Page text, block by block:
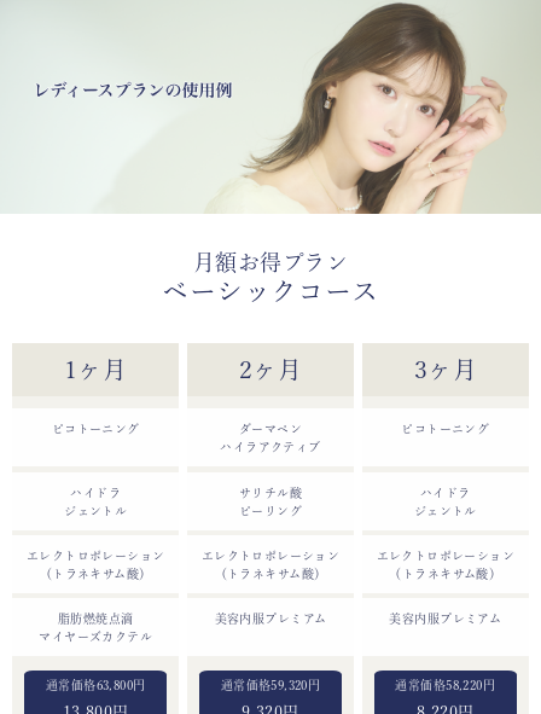
月額お得プラン
ベーシックコース
1ヶ月
ピコトーニング
ハイドラ
ジェントル
エレクトロポレーション
（トラネキサム酸）
脂肪燃焼点滴
マイヤーズカクテル
63,800
2ヶ月
ダーマペン
ハイラアクティブ
サリチル酸
ピーリング
エレクトロポレーション
（トラネキサム酸）
美容内服プレミアム
59,320
3ヶ月
ピコトーニング
ハイドラ
ジェントル
エレクトロポレーション
（トラネキサム酸）
美容内服プレミアム
58,220